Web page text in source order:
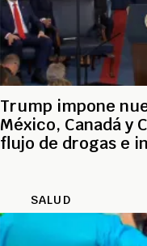
Trump impone
México, Canadá y
flujo de drogas e
SALUD